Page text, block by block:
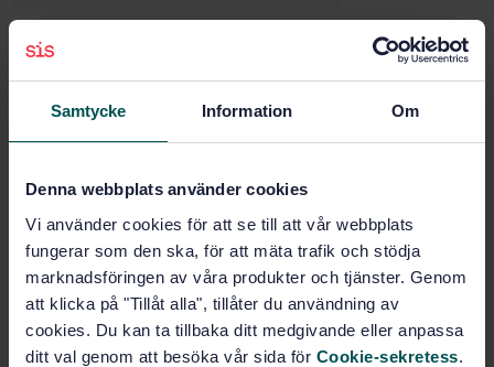
Samtycke Information Om
Denna webbplats använder cookies
Vi använder cookies för att se till att vår webbplats
fungerar som den ska, för att mäta trafik och stödja
marknadsföringen av våra produkter och tjänster. Genom
att klicka på "Tillåt alla", tillåter du användning av
cookies. Du kan ta tillbaka ditt medgivande eller anpassa
ditt val genom att besöka vår sida för Cookie-sekretess.
Agricultural tractors and
Language: Swedish
Written by: Svenska institutet för
standarder
International title:
STD-2232
Edition:1